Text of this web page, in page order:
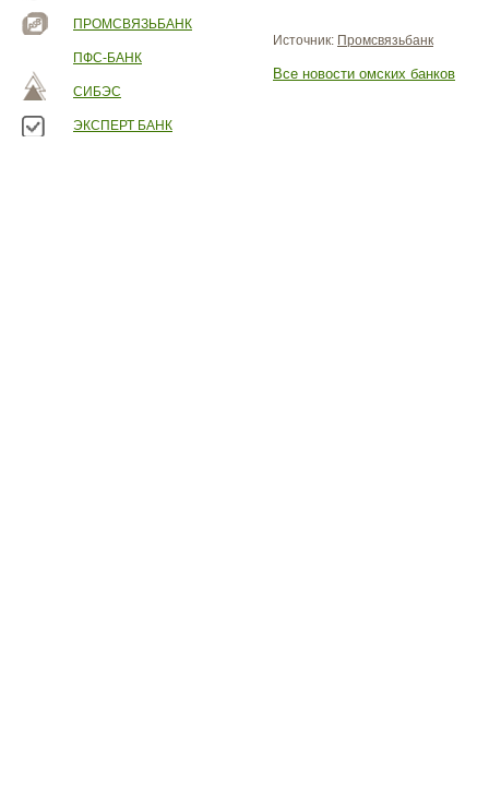
ПРОМСВЯЗЬБАНК
ПФС-БАНК
СИБЭС
ЭКСПЕРТ БАНК
Источник: Промсвязьбанк
Все новости омских банков